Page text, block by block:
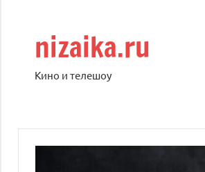
содержимому
nizaika.ru
Кино и телешоу